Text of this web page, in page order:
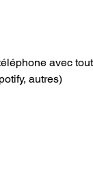
avec
autres)